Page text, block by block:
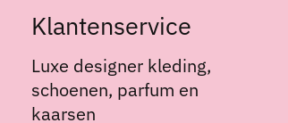
Klantenservice
Luxe designer kleding,
schoenen, parfum en
kaarsen